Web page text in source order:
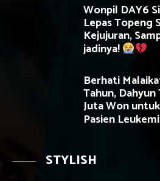
Wonpil DAY6
Lepas Topeng
Kejujuran,
jadinya!
Berhati
Tahun,
Juta Won
Pasien
STYLISH